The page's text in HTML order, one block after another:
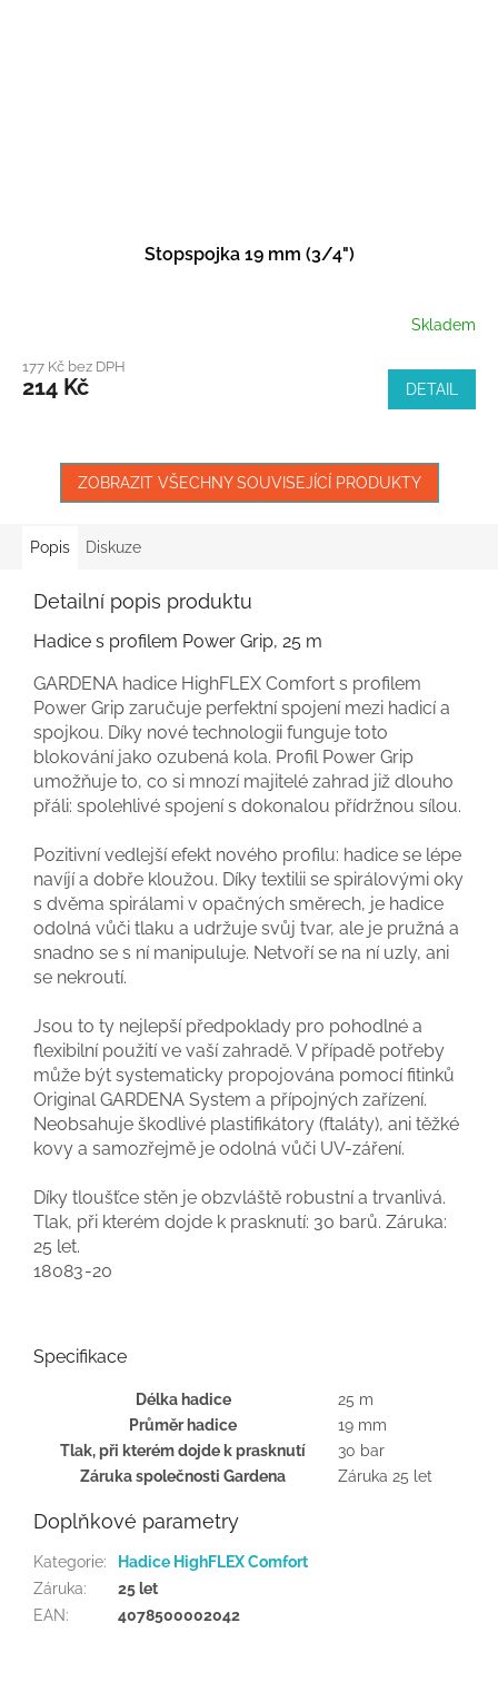
Stopspojka 19 mm (3/4")
Skladem
177 Kč bez DPH
214 Kč DETAIL
ZOBRAZIT VŠECHNY SOUVISEJÍCÍ PRODUKTY
Popis Diskuze
Detailní popis produktu
Hadice s profilem Power Grip, 25 m
GARDENA hadice HighFLEX Comfort s profilem
Power Grip zaručuje perfektní spojení mezi hadicí a
spojkou. Díky nové technologii funguje toto
blokování jako ozubená kola. Profil Power Grip
umožňuje to, co si mnozí majitelé zahrad již dlouho
přáli: spolehlivé spojení s dokonalou přídržnou sílou.
Pozitivní vedlejší efekt nového profilu: hadice se lépe
navíjí a dobře kloužou. Díky textilii se spirálovými oky
s dvěma spirálami v opačných směrech, je hadice
odolná vůči tlaku a udržuje svůj tvar, ale je pružná a
snadno se s ní manipuluje. Netvoří se na ní uzly, ani
se nekroutí.
Jsou to ty nejlepší předpoklady pro pohodlné a
flexibilní použití ve vaší zahradě. V případě potřeby
může být systematicky propojována pomocí fitinků
Original GARDENA System a přípojných zařízení.
Neobsahuje škodlivé plastifikátory (ftaláty), ani těžké
kovy a samozřejmě je odolná vůči UV-záření.
Díky tloušťce stěn je obzvláště robustní a trvanlivá.
Tlak, při kterém dojde k prasknutí: 30 barů. Záruka:
25 let.
18083-20
Specifikace
Délka hadice
25 m
Průměr hadice
19 mm
Tlak, při kterém dojde k prasknutí
30 bar
Záruka společnosti Gardena
Záruka 25 let
Doplňkové parametry
Kategorie:
Hadice HighFLEX Comfort
Záruka:
25 let
EAN: 4078500002042